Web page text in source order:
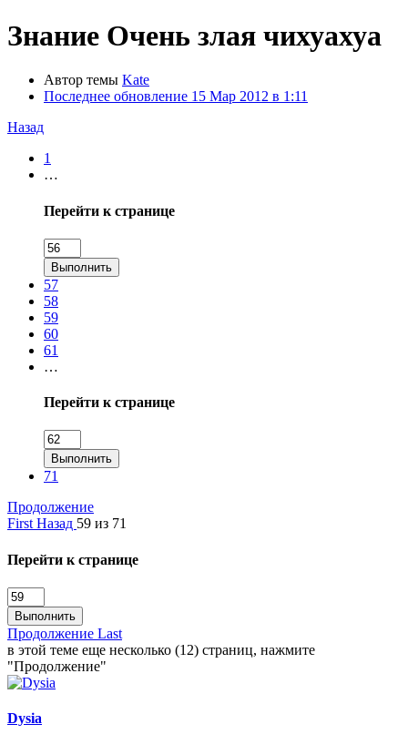
Знание Очень злая чихуахуа
Автор темы Kate
Последнее обновление 15 Мар 2012 в 1:11
Назад
1
…
Перейти к странице
Выполнить
57
58
59
60
61
…
Перейти к странице
Выполнить
71
Продолжение
First Назад 59 из 71
Перейти к странице
Выполнить
Продолжение Last
в этой теме еще несколько (12) страниц, нажмите
"Продолжение"
Dysia